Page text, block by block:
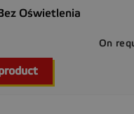
Oświetlenia
On